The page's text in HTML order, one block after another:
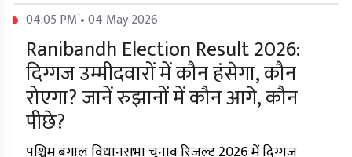
04:05 PM • 04 May 2026
Ranibandh Election Result 2026:
दिग्गज उम्मीदवारों में कौन हंसेगा, कौन
रोएगा? जानें रुझानों में कौन आगे, कौन
पीछे?